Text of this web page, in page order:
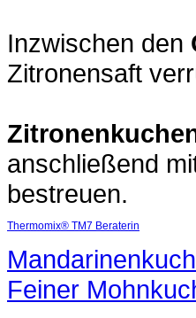
Inzwischen den
Zitronensaft
anschließend
bestreuen.
Thermomix® TM7 Beraterin
Feiner